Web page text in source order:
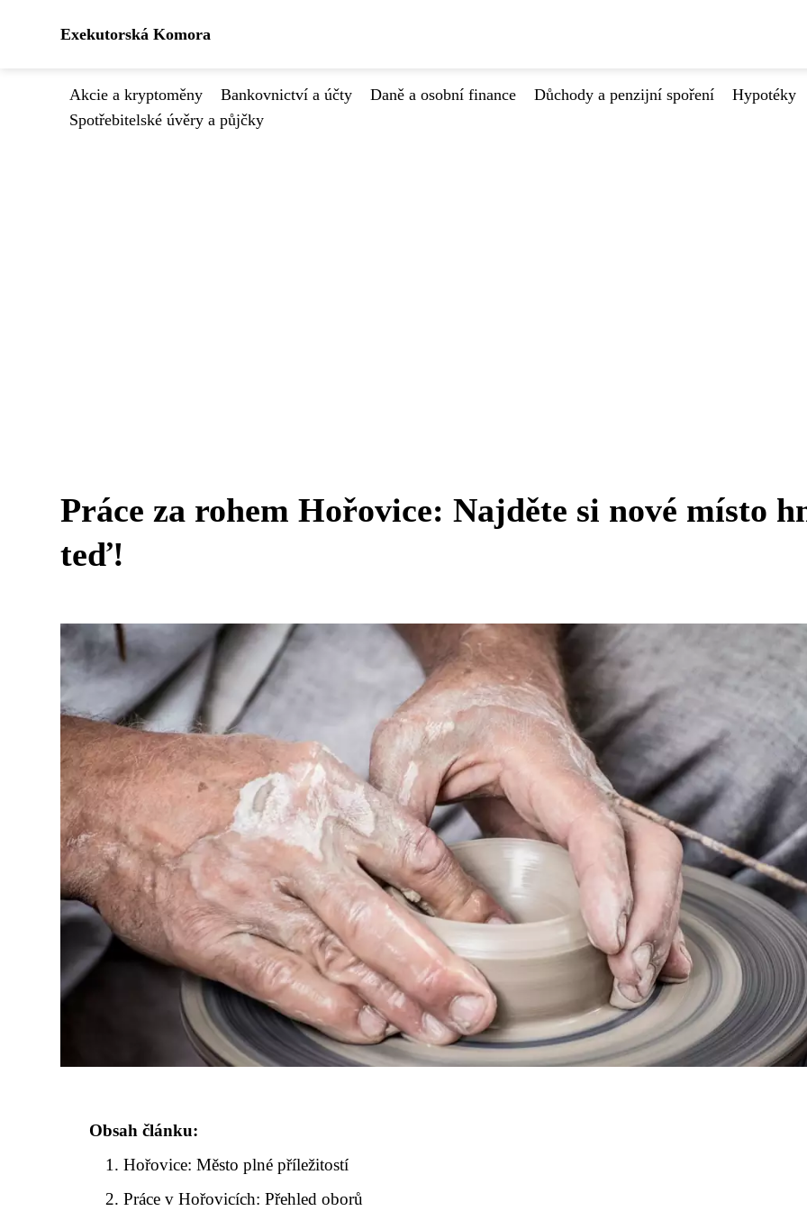
Exekutorská Komora
Akcie a kryptoměny Bankovnictví a účty Daně a osobní finance Důchody a penzijní spoření
Hypotéky
Spotřebitelské úvěry a půjčky
Práce za rohem Hořovice: Najděte si nové místo
teď!
Obsah článku:
Hořovice: Město plné příležitostí
Práce v Hořovicích: Přehled oborů